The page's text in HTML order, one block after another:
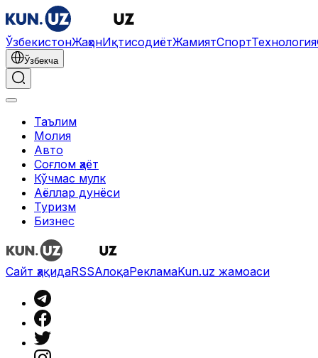
ЎзбекистонЖаҳонИқтисодиётЖамиятСпортТехнология
Ўзбекча
Таълим
Молия
Авто
Соғлом ҳаёт
Кўчмас мулк
Аёллар дунёси
Туризм
Бизнес
Сайт ҳақидаRSSАлоқаРекламаKun.uz жамоаси